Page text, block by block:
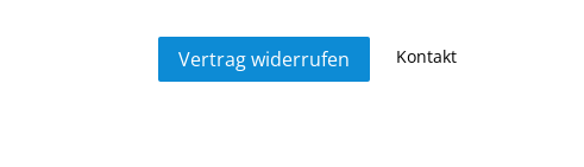
Vertrag widerrufen Kontakt